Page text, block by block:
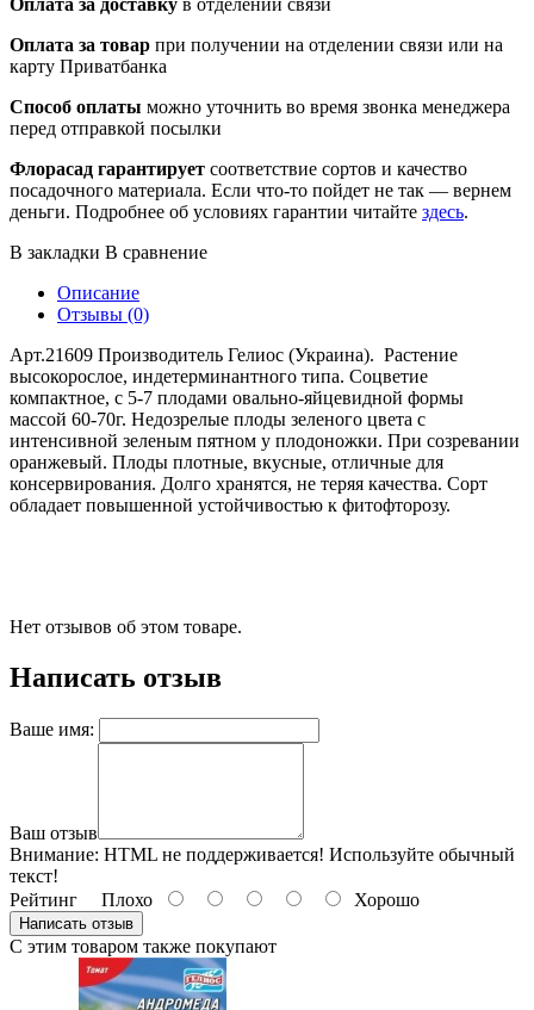
Оплата за товар при получении на отделении связи или на
карту Приватбанка
Способ оплаты можно уточнить во время звонка менеджера
перед отправкой посылки
Флорасад гарантирует соответствие сортов и качество
посадочного материала. Если что-то пойдет не так — вернем
деньги. Подробнее об условиях гарантии читайте здесь.
В закладки В сравнение
Описание
Отзывы (0)
Арт.21609 Производитель Гелиос (Украина). Растение
высокорослое, индетерминантного типа. Соцветие
компактное, с 5-7 плодами овально-яйцевидной формы
массой 60-70г. Недозрелые плоды зеленого цвета с
интенсивной зеленым пятном у плодоножки. При созревании
оранжевый. Плоды плотные, вкусные, отличные для
консервирования. Долго хранятся, не теряя качества. Сорт
обладает повышенной устойчивостью к фитофторозу.
Нет отзывов об этом товаре.
Написать отзыв
Ваше имя:
Ваш отзыв
Внимание: HTML не поддерживается! Используйте обычный
текст!
Рейтинг Плохо Хорошо
Написать отзыв
С этим товаром также покупают